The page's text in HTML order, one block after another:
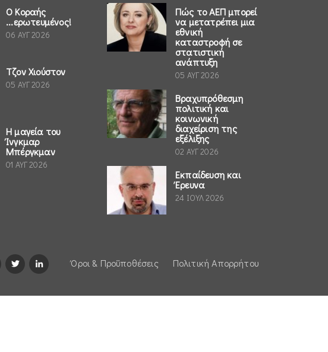
Ο Κοραής
...ερωτευμένος!
06 ΑΥΓ 2026
Τζον Χιούστον
05 ΑΥΓ 2026
Η μαγεία του
Ίνγκμαρ
Μπέργκμαν
01 ΑΥΓ 2026
Πώς το ΑΕΠ μπορεί
να μετατρέπει μια
εθνική
καταστροφή σε
στατιστική
ανάπτυξη
05 ΑΥΓ 2026
Βραχυπρόθεσμη
πολιτική και
κοινωνική
διαχείριση της
εξέλιξης
02 ΑΥΓ 2026
Εκπαίδευση και
Έρευνα
24 ΙΟΥΛ 2026
Όροι & Προϋποθέσεις Πολιτική Απορρήτου